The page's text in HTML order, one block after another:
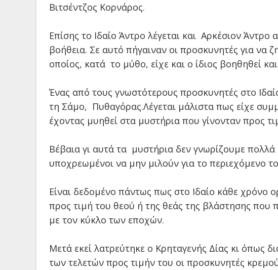
Βιτσέντζος Κορνάρος.
Επίσης το Ιδαίο Άντρο λέγεται και Αρκέσιον Άντρο
βοήθεια. Σε αυτό πήγαιναν οι προσκυνητές για να
οποίος, κατά το μύθο, είχε και ο ίδιος βοηθηθεί
Ένας από τους γνωστότερους προσκυνητές στο
τη Σάμο, Πυθαγόρας.Λέγεται μάλιστα πως είχε
έχοντας μυηθεί στα μυστήρια που γίνονταν προς
Βέβαια γι αυτά τα μυστήρια δεν γνωρίζουμε πολλά
υποχρεωμένοι να μην μιλούν για το περιεχόμενο
Είναι δεδομένο πάντως πως στο Ιδαίο κάθε χρόνο
προς τιμή του θεού ή της θεάς της βλάστησης που
με τον κύκλο των εποχών.
Μετά εκεί λατρεύτηκε ο Κρηταγενής Δίας κι όπως
των τελετών προς τιμήν του οι προσκυνητές